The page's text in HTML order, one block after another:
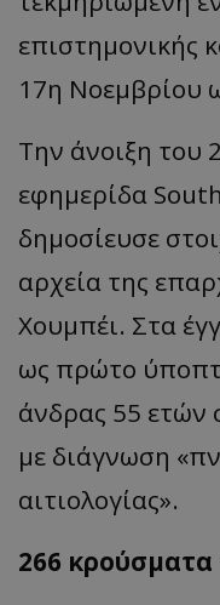
επιστημονικής
17η Νοεμβρίου
Την άνοιξη του
εφημερίδα
δημοσίευσε
αρχεία της
Χουμπέι. Στα
ως πρώτο
άνδρας 55 ετών
με διάγνωση
αιτιολογίας».
266 κρούσματα